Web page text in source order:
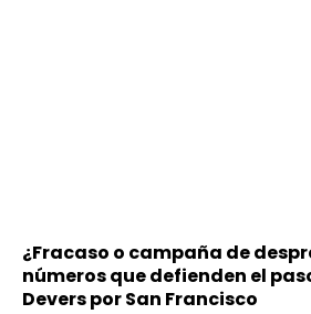
¿Fracaso o campaña de
números que defienden el
Devers por San Francisco